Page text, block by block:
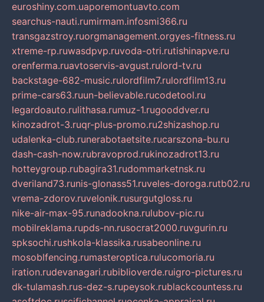
euroshiny.com.uaporemontuavto.com
searchus-nauti.rumirmam.infosmi366.ru
transgazstroy.ruorgmanagement.orgyes-fitness.ru
xtreme-rp.ruwasdpvp.ruvoda-otri.rutishinapve.ru
orenferma.ruavtoservis-avgust.rulord-tv.ru
backstage-682-music.rulordfilm7.rulordfilm13.ru
prime-cars63.ruun-believable.rucodetool.ru
legardoauto.rulithasa.rumuz-1.rugooddver.ru
kinozadrot-3.ruqr-plus-promo.ru2shizashop.ru
udalenka-club.runerabotaetsite.rucarszona-bu.ru
dash-cash-now.rubravoprod.rukinozadrot13.ru
hotteygroup.rubagira31.rudommarketnsk.ru
dveriland73.runis-glonass51.ruveles-doroga.rutb02.ru
vrema-zdorov.ruvelonik.rusurgutgloss.ru
nike-air-max-95.runadookna.rulubov-pic.ru
mobilreklama.rupds-nn.rusocrat2000.ruvgurin.ru
spksochi.rushkola-klassika.rusabeonline.ru
mosoblfencing.rumasteroptica.rulucomoria.ru
iration.rudevanagari.rubiblioverde.ruigro-pictures.ru
dk-tulamash.rus-dez-s.rupeysok.rublackcountess.ru